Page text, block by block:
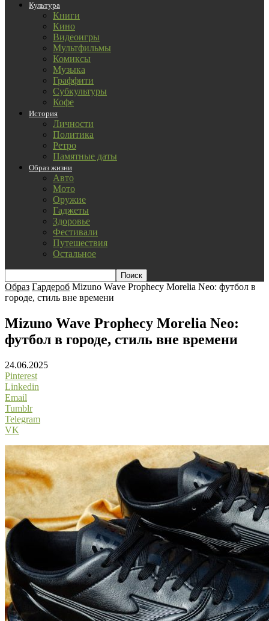
Культура
Книги
Кино
Видеоигры
Мультфильмы
Комиксы
Музыка
Граффити
Субкультуры
Кофе
История
Личности
Политика
Ретро
Памятные даты
Образ жизни
Авто
Мото
Оружие
Гаджеты
Здоровье
Фестивали
Путешествия
Остальное
Образ Гардероб Mizuno Wave Prophecy Morelia Neo: футбол в
городе, стиль вне времени
Mizuno Wave Prophecy Morelia Neo:
футбол в городе, стиль вне времени
24.06.2025
Pinterest
Linkedin
Email
Tumblr
Telegram
VK